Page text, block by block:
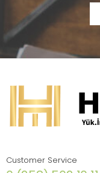
Customer Service